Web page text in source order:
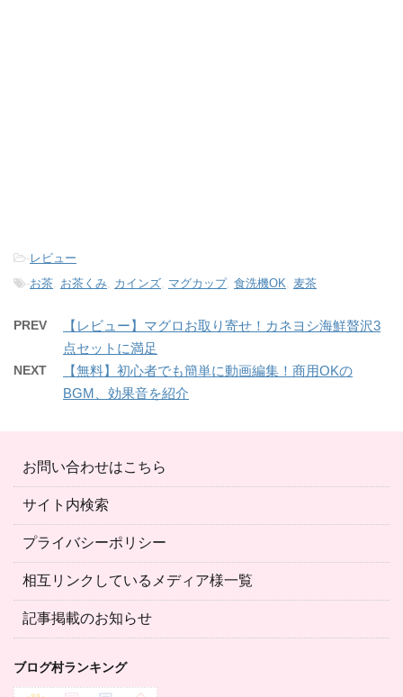
-レビュー
-お茶, お茶くみ, カインズ, マグカップ, 食洗機OK, 麦茶
PREV
【レビュー】マグロお取り寄せ！カネヨシ海鮮贅沢3
点セットに満足
NEXT
【無料】初心者でも簡単に動画編集！商用OKの
BGM、効果音を紹介
お問い合わせはこちら
サイト内検索
プライバシーポリシー
相互リンクしているメディア様一覧
記事掲載のお知らせ
ブログ村ランキング